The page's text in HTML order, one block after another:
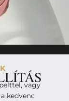
vagy
kedvenc